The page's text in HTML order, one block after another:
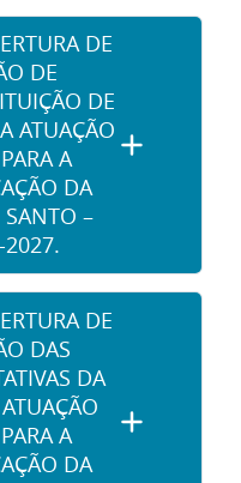
DE
DE
DE
ATUAÇÃO
A
DA
SANTO –
2027.
DE
DAS
DA
A
DA